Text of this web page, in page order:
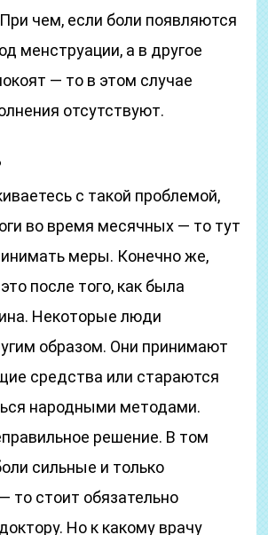
чем, если боли появляются
менструации, а в другое
— то в этом случае
отсутствуют.
с такой проблемой,
во время месячных — то тут
меры. Конечно же,
после того, как была
Некоторые люди
образом. Они принимают
средства или стараются
народными методами.
решение. В том
сильные и только
то стоит обязательно
Но к какому врачу